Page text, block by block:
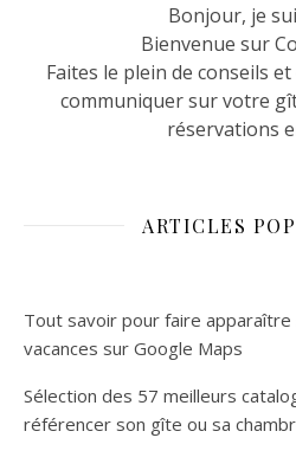
Bonjour, je
Bienvenue sur
Faites le plein de conseils
communiquer sur votre
réservations
ARTICLES
Tout savoir pour faire
vacances sur Google Maps
Sélection des 57 meilleurs
référencer son gîte ou sa